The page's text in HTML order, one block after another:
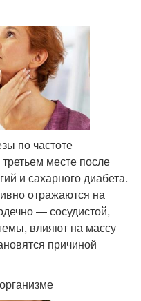
по частоте
месте после
и сахарного диабета.
отражаются на
— сосудистой,
влияют на массу
причиной